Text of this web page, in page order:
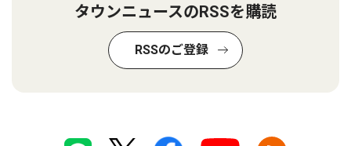
タウンニュースのRSSを購読
RSSのご登録